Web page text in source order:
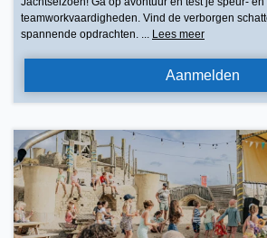
teamworkvaardigheden. Vind de verborgen
spannende opdrachten. ... Lees meer
Aanmelden